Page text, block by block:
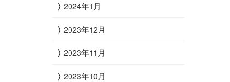
2024年1月
2023年12月
2023年11月
2023年10月